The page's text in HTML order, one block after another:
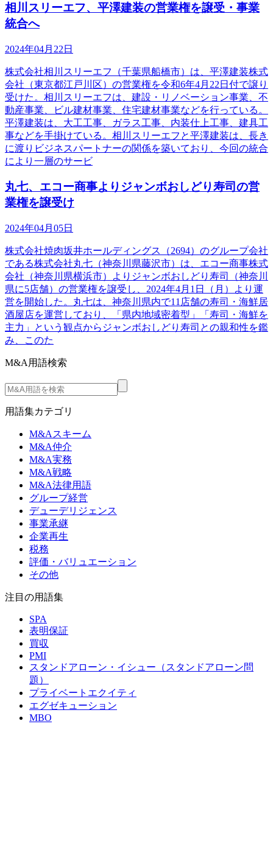
相川スリーエフ、平澤建装の営業権を譲受・事業
統合へ
2024年04月22日
株式会社相川スリーエフ（千葉県船橋市）は、平澤建装株式
会社（東京都江戸川区）の営業権を令和6年4月22日付で譲り
受けた。相川スリーエフは、建設・リノベーション事業、不
動産事業、ビル建材事業、住宅建材事業などを行っている。
平澤建装は、大工工事、ガラス工事、内装仕上工事、建具工
事などを手掛けている。相川スリーエフと平澤建装は、長き
に渡りビジネスパートナーの関係を築いており、今回の統合
により一層のサービ
丸七、エコー商事よりジャンボおしどり寿司の営
業権を譲受け
2024年04月05日
株式会社焼肉坂井ホールディングス（2694）のグループ会社
である株式会社丸七（神奈川県藤沢市）は、エコー商事株式
会社（神奈川県横浜市）よりジャンボおしどり寿司（神奈川
県に5店舗）の営業権を譲受し、2024年4月1日（月）より運
営を開始した。丸七は、神奈川県内で11店舗の寿司・海鮮居
酒屋店を運営しており、「県内地域密着型」「寿司・海鮮を
主力」という観点からジャンボおしどり寿司との親和性を鑑
み、このた
M&A用語検索
用語集カテゴリ
M&Aスキーム
M&A仲介
M&A実務
M&A戦略
M&A法律用語
グループ経営
デューデリジェンス
事業承継
企業再生
税務
評価・バリュエーション
その他
注目の用語集
SPA
表明保証
買収
PMI
スタンドアローン・イシュー（スタンドアローン問
題）
プライベートエクイティ
エグゼキューション
MBO